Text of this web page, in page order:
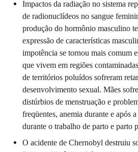
Impactos da radiação no sistema
de radionuclídeos no sangue
produção do hormônio masculino
expressão de características
impotência se tornou mais comum
que vivem em regiões
de territórios poluídos sofreram
desenvolvimento sexual. Mães
distúrbios de menstruação e
freqüentes, anemia durante e após
durante o trabalho de parto e parto
O acidente de Chernobyl destruiu